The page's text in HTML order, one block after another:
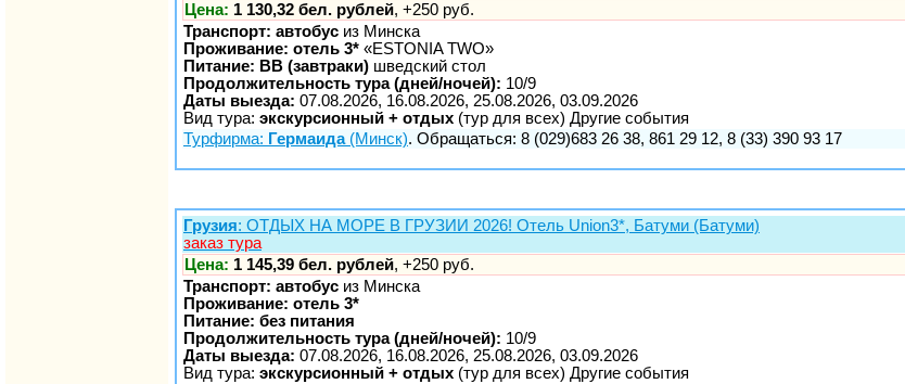
Цена: 1 130,32 бел. рублей, +250 руб.
Транспорт: автобус из Минска
Проживание: отель 3* «ESTONIA TWO»
Питание: BB (завтраки) шведский стол
Продолжительность тура (дней/ночей): 10/9
Даты выезда: 07.08.2026, 16.08.2026, 25.08.2026, 03.09.2026
Вид тура: экскурсионный + отдых (тур для всех) Другие события
Турфирма: Гермаида(Минск). Обращаться: 8 (029)683 26 38, 861 29 12, 8 (33) 390 93 17
Грузия: ОТДЫХ НА МОРЕ В ГРУЗИИ 2026! Отель Union3*, Батуми (Батуми)
заказ тура
Цена: 1 145,39 бел. рублей, +250 руб.
Транспорт: автобус из Минска
Проживание: отель 3*
Питание: без питания
Продолжительность тура (дней/ночей): 10/9
Даты выезда: 07.08.2026, 16.08.2026, 25.08.2026, 03.09.2026
Вид тура: экскурсионный + отдых (тур для всех) Другие события